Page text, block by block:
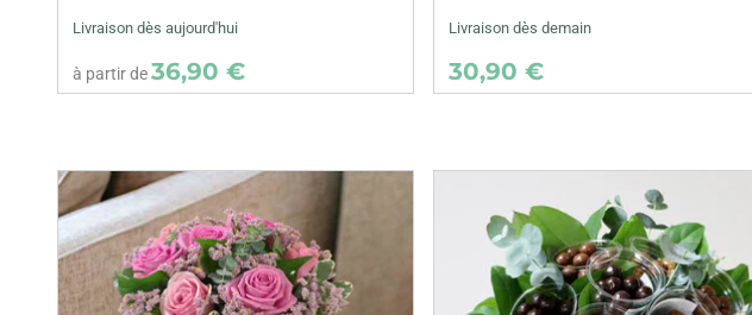
Livraison dès aujourd'hui
à partir de36,90 €
Livraison dès demain
30,90 €